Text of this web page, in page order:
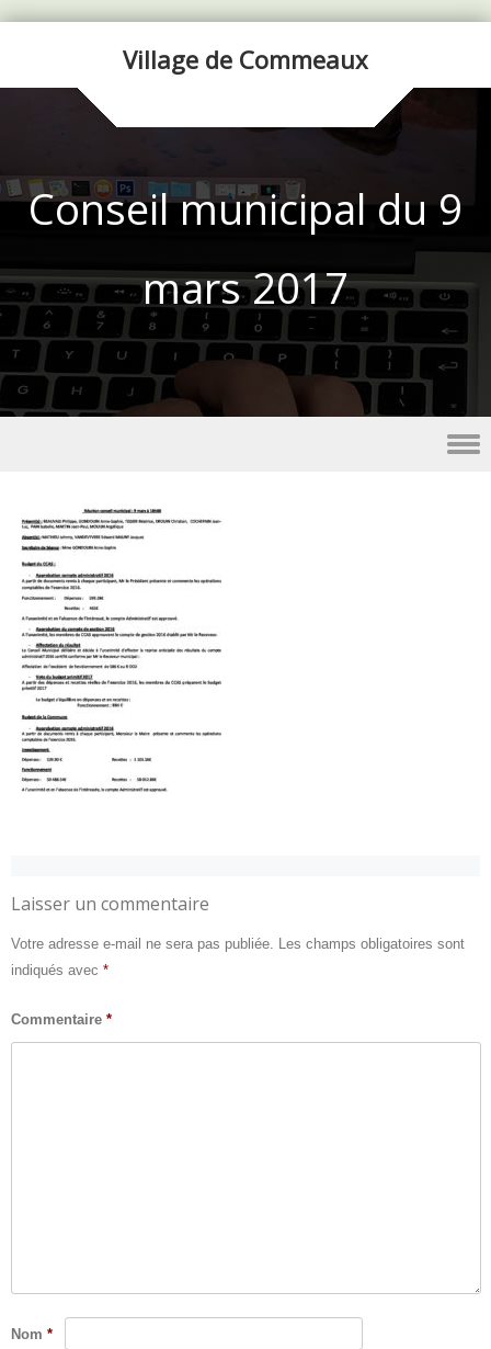
Village de Commeaux
Conseil municipal du 9
mars 2017
Laisser un commentaire
Votre adresse e-mail ne sera pas publiée. Les champs obligatoires sont
indiqués avec *
Commentaire *
Nom *